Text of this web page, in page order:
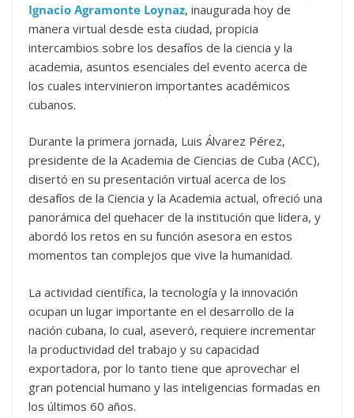
Ignacio Agramonte Loynaz, inaugurada hoy de
manera virtual desde esta ciudad, propicia
intercambios sobre los desafíos de la ciencia y la
academia, asuntos esenciales del evento acerca de
los cuales intervinieron importantes académicos
cubanos.
Durante la primera jornada, Luis Álvarez Pérez,
presidente de la Academia de Ciencias de Cuba (ACC),
disertó en su presentación virtual acerca de los
desafíos de la Ciencia y la Academia actual, ofreció una
panorámica del quehacer de la institución que lidera, y
abordó los retos en su función asesora en estos
momentos tan complejos que vive la humanidad.
La actividad científica, la tecnología y la innovación
ocupan un lugar importante en el desarrollo de la
nación cubana, lo cual, aseveró, requiere incrementar
la productividad del trabajo y su capacidad
exportadora, por lo tanto tiene que aprovechar el
gran potencial humano y las inteligencias formadas en
los últimos 60 años.